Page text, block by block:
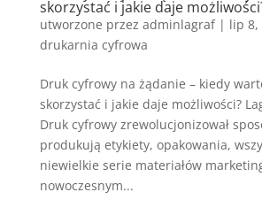
skorzystać i jakie daje
utworzone przez adminlagraf| lip 8,
drukarnia cyfrowa
Druk cyfrowy na żądanie – kiedy
skorzystać i jakie daje możliwości?
Druk cyfrowy zrewolucjonizował
produkują etykiety, opakowania,
niewielkie serie materiałów
nowoczesnym...